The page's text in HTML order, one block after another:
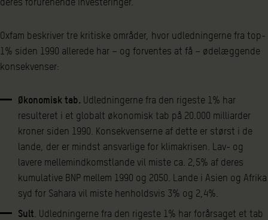
Oxfam beskriver tre kritiske områder, hvor udledningerne fra top-
1% siden 1990 allerede har – og forventes at få – ødelæggende
konsekvenser:
Økonomisk tab. Udledningerne fra den rigeste 1% har
resulteret i et globalt økonomisk tab på 20.000 milliarder
kroner siden 1990. Konsekvenserne af dette er størst i de
lande, der er mindst ansvarlige for klimakrisen. Lav- og
lavere mellemindkomstlande vil miste ca. 2,5% af deres
kumulative BNP mellem 1990 og 2050. Lande i Asien og Afrika
syd for Sahara vil miste henholdsvis 3% og 2,4%.
Sult . Udledningerne fra den rigeste 1% har forårsaget et tab